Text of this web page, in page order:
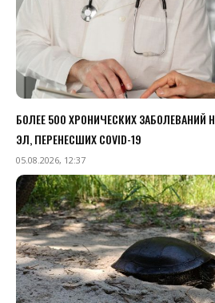
БОЛЕЕ 500 ХРОНИЧЕСКИХ
ЭЛ, ПЕРЕНЕСШИХ COVID-19
05.08.2026, 12:37